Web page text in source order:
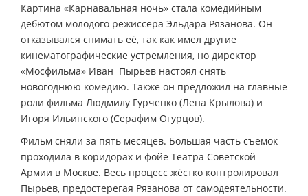
Картина «Карнавальная ночь» стала комедийным
дебютом молодого режиссёра Эльдара Рязанова. Он
отказывался снимать её, так как имел другие
кинематографические устремления, но директор
«Мосфильма» Иван Пырьев настоял снять
новогоднюю комедию. Также он предложил на главные
роли фильма Людмилу Гурченко (Лена Крылова) и
Игоря Ильинского (Серафим Огурцов).
Фильм сняли за пять месяцев. Большая часть съёмок
проходила в коридорах и фойе Театра Советской
Армии в Москве. Весь процесс жёстко контролировал
Пырьев, предостерегая Рязанова от самодеятельности.